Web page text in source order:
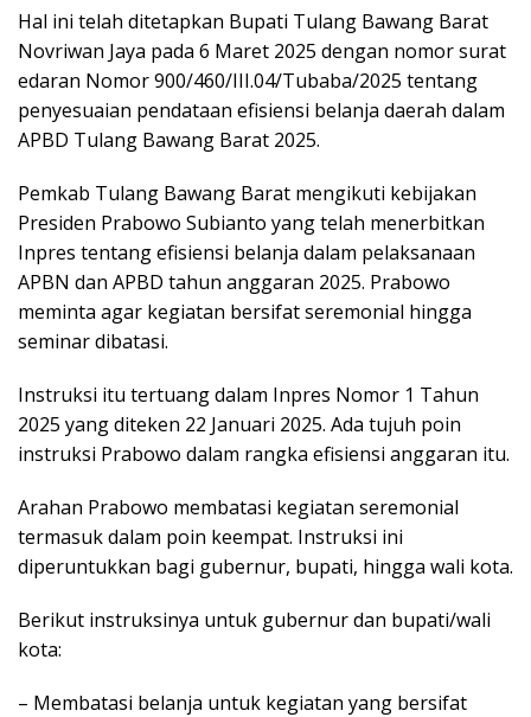
Hal ini telah ditetapkan Bupati Tulang Bawang Barat
Novriwan Jaya pada 6 Maret 2025 dengan nomor surat
edaran Nomor 900/460/III.04/Tubaba/2025 tentang
penyesuaian pendataan efisiensi belanja daerah dalam
APBD Tulang Bawang Barat 2025.
Pemkab Tulang Bawang Barat mengikuti kebijakan
Presiden Prabowo Subianto yang telah menerbitkan
Inpres tentang efisiensi belanja dalam pelaksanaan
APBN dan APBD tahun anggaran 2025. Prabowo
meminta agar kegiatan bersifat seremonial hingga
seminar dibatasi.
Instruksi itu tertuang dalam Inpres Nomor 1 Tahun
2025 yang diteken 22 Januari 2025. Ada tujuh poin
instruksi Prabowo dalam rangka efisiensi anggaran itu.
Arahan Prabowo membatasi kegiatan seremonial
termasuk dalam poin keempat. Instruksi ini
diperuntukkan bagi gubernur, bupati, hingga wali kota.
Berikut instruksinya untuk gubernur dan bupati/wali
kota:
– Membatasi belanja untuk kegiatan yang bersifat